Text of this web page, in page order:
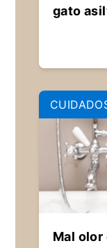
gato
Mal olor